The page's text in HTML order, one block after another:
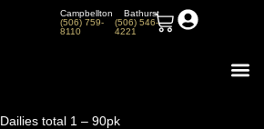
Campbellton
(506) 759-
8110
Bathurst
(506) 546-
4221
Dailies total 1 – 90pk